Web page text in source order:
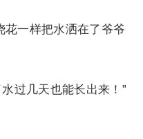
一样把水洒在了爷爷
过几天也能长出来！”